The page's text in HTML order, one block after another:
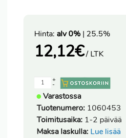
Hinta: alv 0% | 25.5%
12,12€/ LTK
-
+
Varastossa
Tuotenumero: 1060453
Toimitusaika: 1-2 päivää
Maksa laskulla: Lue lisää